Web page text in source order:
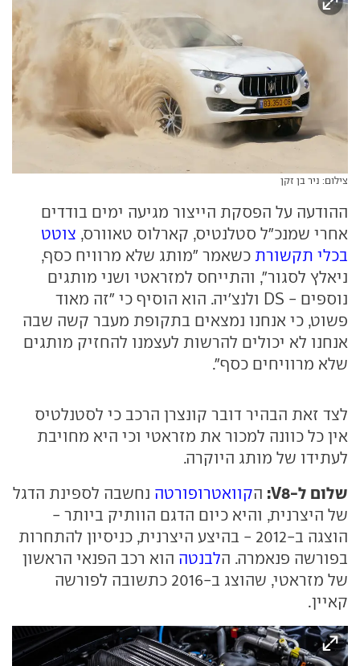
צילום: ניר בן זקן
ההודעה על הפסקת הייצור מגיעה ימים בודדים
אחרי שמנכ"ל סטלנטיס, קארלוס טאוורס, צוטט
בכלי תקשורת כשאמר "מותג שלא מרוויח כסף,
ניאלץ לסגור", והתייחס למזראטי ושני מותגים
נוספים - DS ולנצ'יה. הוא הוסיף כי "זה מאוד
פשוט, כי אנחנו נמצאים בתקופת מעבר קשה שבה
אנחנו לא יכולים להרשות לעצמנו להחזיק מותגים
שלא מרוויחים כסף".
לצד זאת הבהיר דובר קונצרן הרכב כי לסטנלטיס
אין כל כוונה למכור את מזראטי וכי היא מחויבת
לעתידו של מותג היוקרה.
שלום ל-V8: הקוואטרופורטה נחשבה לספינת הדגל
של היצרנית, והיא כיום הדגם הוותיק ביותר -
הוצגה ב-2012 - בהיצע היצרנית, כניסיון להתחרות
בפורשה פנאמרה. הלבנטה הוא רכב הפנאי הראשון
של מזראטי, שהוצג ב-2016 כתשובה לפורשה
קאיין.